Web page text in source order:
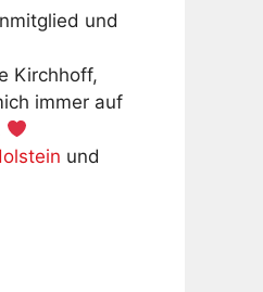
und
Kirchhoff,
immer auf
und